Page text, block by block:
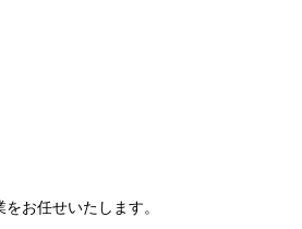
お任せいたします。